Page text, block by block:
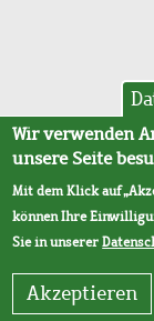
Wir verwenden
unsere Seite
Mit dem Klick auf
können Ihre
Sie in unserer
Akzeptieren